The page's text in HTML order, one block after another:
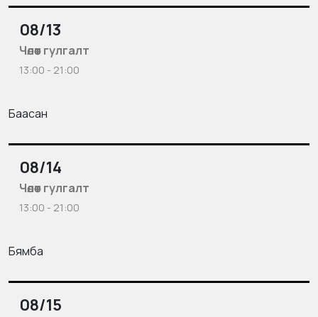
08/13
Чөлөөт гулгалт
13:00 - 21:00
Баасан
08/14
Чөлөөт гулгалт
13:00 - 21:00
Бямба
08/15